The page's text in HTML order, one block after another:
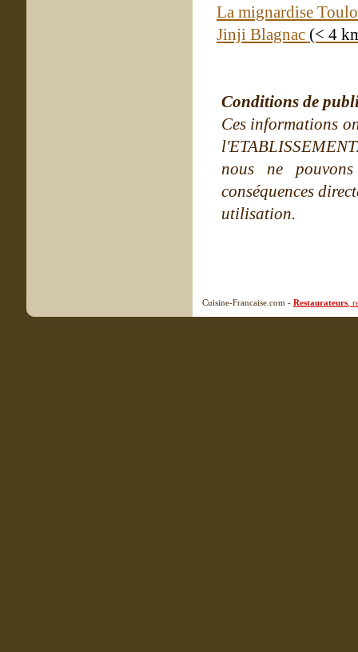
La mignardise
Jinji Blagnac (< 4
Conditions de
Ces informations
nous ne
conséquences
utilisation.
Cuisine-Francaise.com - Restaurateurs ,